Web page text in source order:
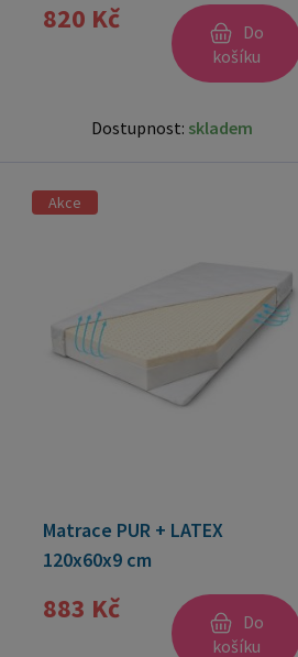
820 Kč
Do
košíku
Dostupnost: skladem
Akce
Matrace PUR + LATEX
120x60x9 cm
883 Kč
Do
košíku